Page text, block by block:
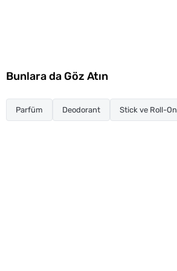
Bunlara da Göz Atın
Parfüm Deodorant Stick ve Roll-On